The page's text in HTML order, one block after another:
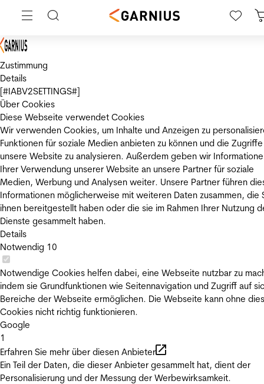
Zustimmung
Details
[#IABV2SETTINGS#]
Über Cookies
Diese Webseite verwendet Cookies
Wir verwenden Cookies, um Inhalte und Anzeigen zu
Funktionen für soziale Medien anbieten zu können und die
unsere Website zu analysieren. Außerdem geben wir
Ihrer Verwendung unserer Website an unsere Partner für soziale
Medien, Werbung und Analysen weiter. Unsere Partner führen
Informationen möglicherweise mit weiteren Daten zusammen, die
ihnen bereitgestellt haben oder die sie im Rahmen Ihrer Nutzung
Dienste gesammelt haben.
Details
Notwendig 10
Notwendige Cookies helfen dabei, eine Webseite nutzbar zu
indem sie Grundfunktionen wie Seitennavigation und Zugriff auf
Bereiche der Webseite ermöglichen. Die Webseite kann ohne
Cookies nicht richtig funktionieren.
Google
1
Erfahren Sie mehr über diesen Anbieter
Ein Teil der Daten, die dieser Anbieter gesammelt hat, dient der
Personalisierung und der Messung der Werbewirksamkeit.